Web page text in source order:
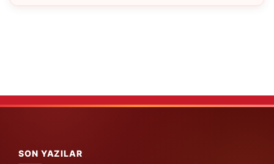
SON YAZILAR